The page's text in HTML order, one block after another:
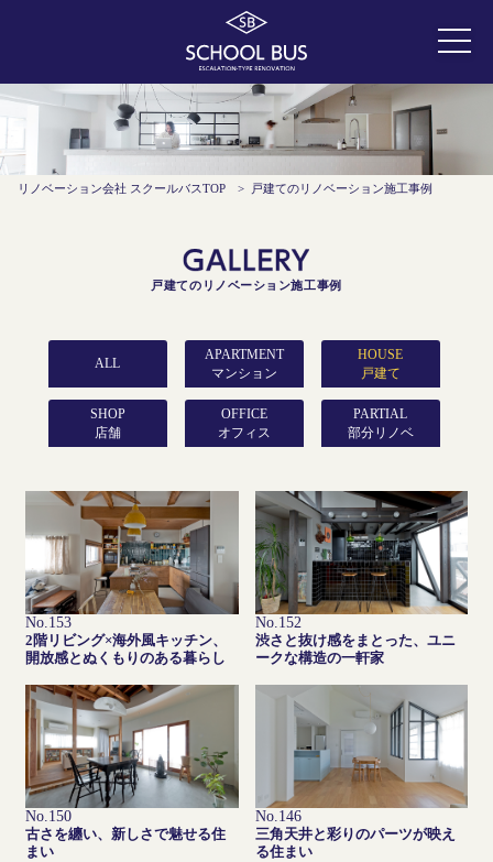
リノベーション会社 スクールバスTOP > 戸建てのリノベーション施工事例
戸建てのリノベーション施工事例
ALL
APARTMENT
マンション
COST
~999万円
COST
HOUSE
戸建て
COST
~999万円
COST
SHOP
店舗
OFFICE
オフィス
PARTIAL
部分リノベ
No.153
2階リビング×海外風キッチン、
開放感とぬくもりのある暮らし
No.152
渋さと抜け感をまとった、ユニ
ークな構造の一軒家
No.150
古さを纏い、新しさで魅せる住
まい
No.146
三角天井と彩りのパーツが映え
る住まい